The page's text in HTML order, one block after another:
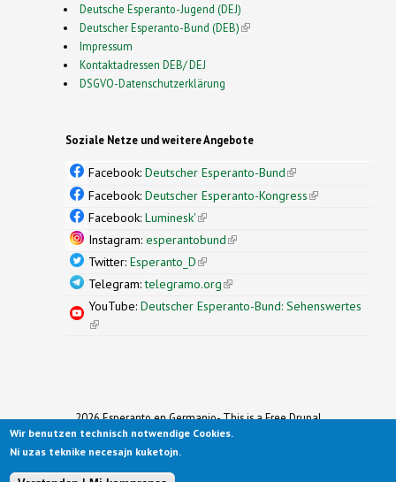
Deutsche Esperanto-Jugend (DEJ)
Deutscher Esperanto-Bund (DEB)(link is external)
Impressum
Kontaktadressen DEB/ DEJ
DSGVO-Datenschutzerklärung
Soziale Netze und weitere Angebote
Facebook: Deutscher Esperanto-Bund(link is
external)
Facebook: Deutscher Esperanto-Kongress(link is
Facebook: Luminesk'(link is external)
Instagram: esperantobund(link is external)
Twitter: Esperanto_D(link is external)
Telegram:telegramo.org(link is external)
YouTube: Deutscher Esperanto-Bund: Sehenswertes
(link is external)
2026 Esperanto en Germanio- This is a Free Drupal
Theme
Ported to Drupal for the Open Source Community by
Wir benutzen technisch notwendige Cookies.
Ni uzas teknike necesajn kuketojn.